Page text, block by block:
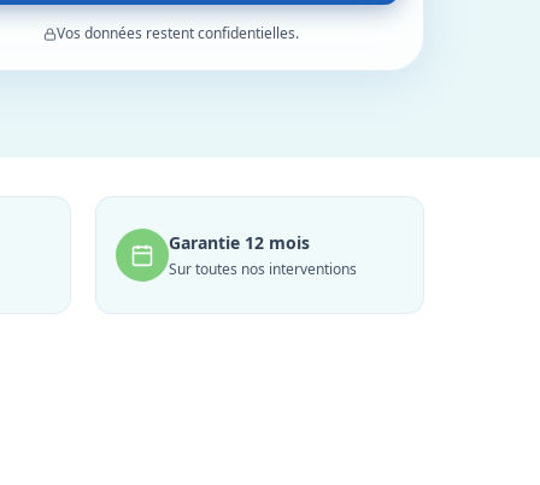
Vos données restent confidentielles.
Garantie 12 mois
Sur toutes nos interventions